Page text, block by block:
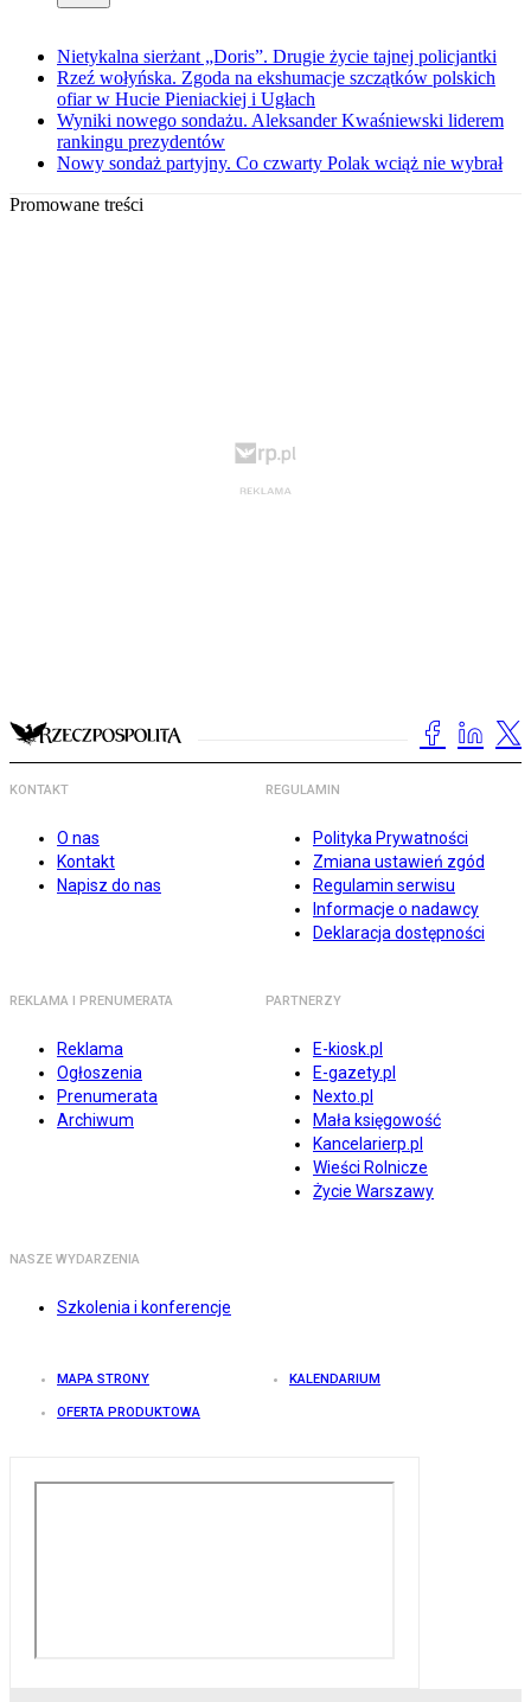
Nietykalna sierżant „Doris”. Drugie życie tajnej policjantki
Rzeź wołyńska. Zgoda na ekshumacje szczątków polskich
ofiar w Hucie Pieniackiej i Ugłach
Wyniki nowego sondażu. Aleksander Kwaśniewski liderem
rankingu prezydentów
Nowy sondaż partyjny. Co czwarty Polak wciąż nie wybrał
Promowane treści
KONTAKT
O nas
Kontakt
Napisz do nas
REGULAMIN
Polityka Prywatności
Zmiana ustawień zgód
Regulamin serwisu
Informacje o nadawcy
Deklaracja dostępności
REKLAMA I PRENUMERATA
Reklama
Ogłoszenia
Prenumerata
Archiwum
PARTNERZY
E-kiosk.pl
E-gazety.pl
Nexto.pl
Mała księgowość
Kancelarierp.pl
Wieści Rolnicze
Życie Warszawy
NASZE WYDARZENIA
Szkolenia i konferencje
MAPA STRONY KALENDARIUM
OFERTA PRODUKTOWA